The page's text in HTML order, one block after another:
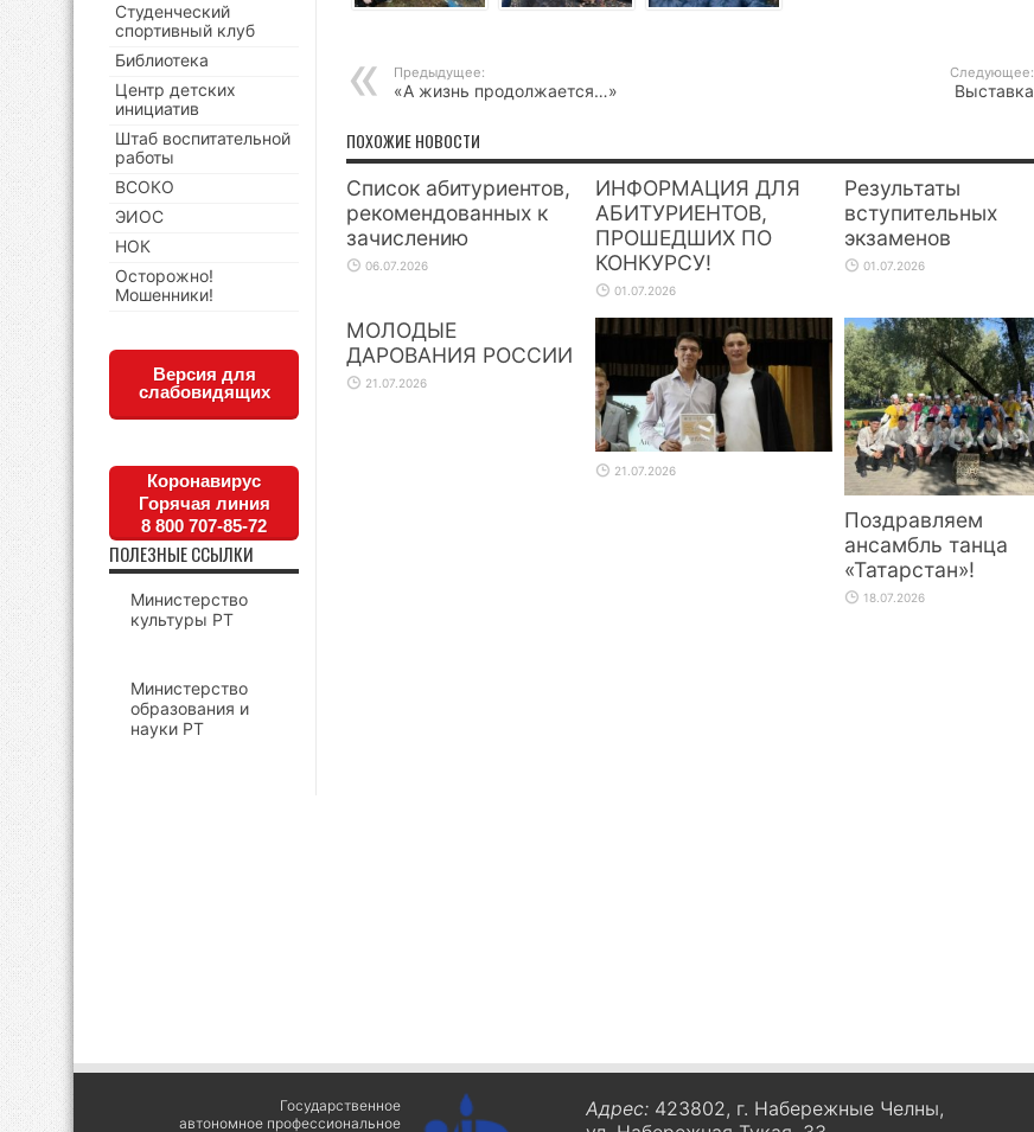
Предыдущее:
«А жизнь продолжается…»
Следующее:
Выставка
ПОХОЖИЕ НОВОСТИ
Список абитуриентов,
рекомендованных к
зачислению
06.07.2026
ИНФОРМАЦИЯ ДЛЯ
АБИТУРИЕНТОВ,
ПРОШЕДШИХ ПО
КОНКУРСУ!
01.07.2026
Результаты
вступительных
экзаменов
01.07.2026
МОЛОДЫЕ
ДАРОВАНИЯ РОССИИ
21.07.2026
21.07.2026
Поздравляем
ансамбль танца
«Татарстан»!
18.07.2026
Студенческий
спортивный клуб
Библиотека
Центр детских
инициатив
Штаб воспитательной
работы
ВСОКО
ЭИОС
НОК
Осторожно!
Мошенники!
Версия для
слабовидящих
Коронавирус
Горячая линия
8 800 707-85-72
ПОЛЕЗНЫЕ ССЫЛКИ
Министерство
культуры РТ
Министерство
образования и
науки РТ
Государственное
автономное профессиональное
Адрес: 423802, г. Набережные Челны,